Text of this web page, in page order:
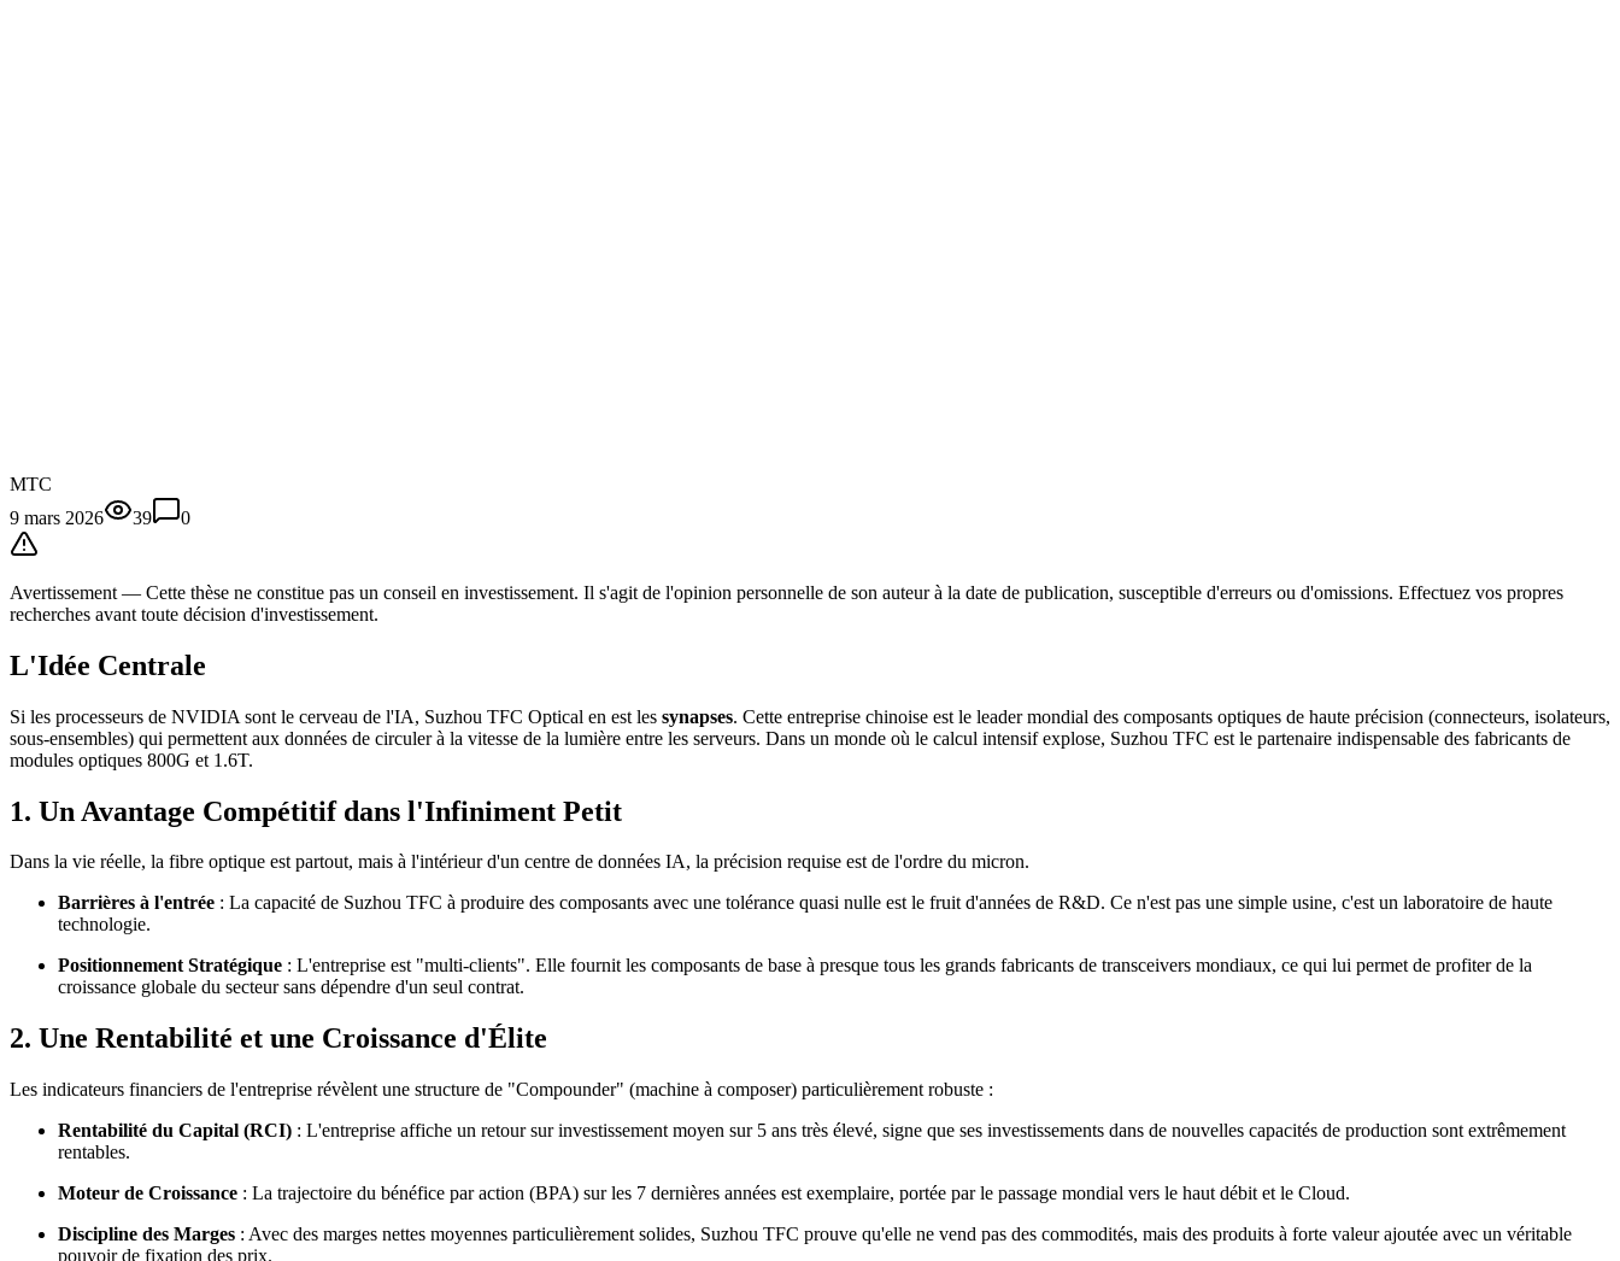
MTC
9 mars 2026
39 0
Avertissement — Cette thèse ne constitue pas un conseil en investissement. Il s'agit de l'opinion personnelle de son auteur à la date de publication, susceptible d'erreurs ou d'omissions. Effectuez vos propres
recherches avant toute décision d'investissement.
L'Idée Centrale
Si les processeurs de NVIDIA sont le cerveau de l'IA, Suzhou TFC Optical en est les synapses. Cette entreprise chinoise est le leader mondial des composants optiques de haute précision (connecteurs, isolateurs,
sous-ensembles) qui permettent aux données de circuler à la vitesse de la lumière entre les serveurs. Dans un monde où le calcul intensif explose, Suzhou TFC est le partenaire indispensable des fabricants de
modules optiques 800G et 1.6T.
1. Un Avantage Compétitif dans l'Infiniment Petit
Dans la vie réelle, la fibre optique est partout, mais à l'intérieur d'un centre de données IA, la précision requise est de l'ordre du micron.
Barrières à l'entrée : La capacité de Suzhou TFC à produire des composants avec une tolérance quasi nulle est le fruit d'années de R&D. Ce n'est pas une simple usine, c'est un laboratoire de haute
technologie.
Positionnement Stratégique : L'entreprise est "multi-clients". Elle fournit les composants de base à presque tous les grands fabricants de transceivers mondiaux, ce qui lui permet de profiter de la
croissance globale du secteur sans dépendre d'un seul contrat.
2. Une Rentabilité et une Croissance d'Élite
Les indicateurs financiers de l'entreprise révèlent une structure de "Compounder" (machine à composer) particulièrement robuste :
Rentabilité du Capital (RCI) : L'entreprise affiche un retour sur investissement moyen sur 5 ans très élevé, signe que ses investissements dans de nouvelles capacités de production sont extrêmement
rentables.
Moteur de Croissance : La trajectoire du bénéfice par action (BPA) sur les 7 dernières années est exemplaire, portée par le passage mondial vers le haut débit et le Cloud.
Discipline des Marges : Avec des marges nettes moyennes particulièrement solides, Suzhou TFC prouve qu'elle ne vend pas des commodités, mais des produits à forte valeur ajoutée avec un véritable
pouvoir de fixation des prix.